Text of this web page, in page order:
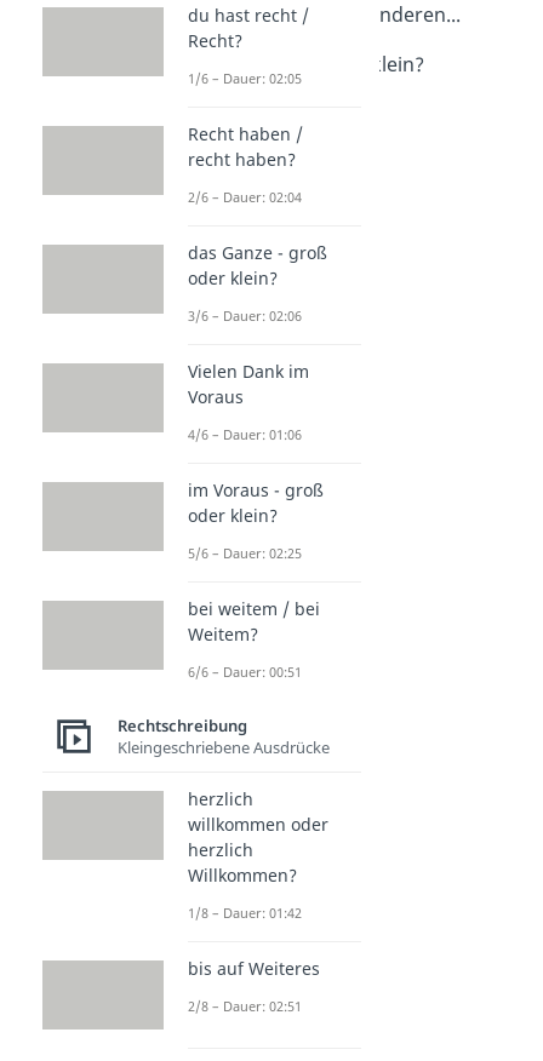
zum einen..., zum anderen...
Dauer: 02:06
Farben groß oder klein?
Dauer: 02:43
du hast recht /
Recht?
1/6 – Dauer: 02:05
Recht haben /
recht haben?
2/6 – Dauer: 02:04
das Ganze - groß
oder klein?
3/6 – Dauer: 02:06
Vielen Dank im
Voraus
4/6 – Dauer: 01:06
im Voraus - groß
oder klein?
5/6 – Dauer: 02:25
bei weitem / bei
Weitem?
6/6 – Dauer: 00:51
Rechtschreibung
Kleingeschriebene Ausdrücke
herzlich
willkommen oder
herzlich
Willkommen?
1/8 – Dauer: 01:42
bis auf Weiteres
2/8 – Dauer: 02:51